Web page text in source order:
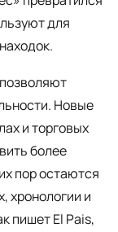
для
Новые
и торговых
более
пор остаются
хронологии и
пишет El Pais,